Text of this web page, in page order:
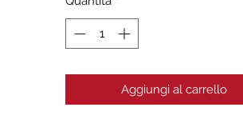
Aggiungi al carrello